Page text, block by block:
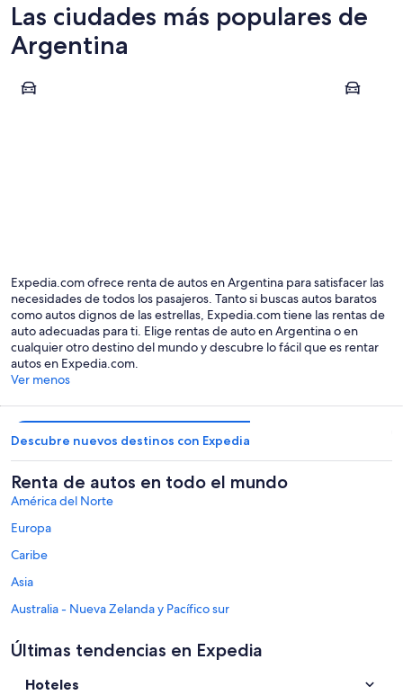
Las ciudades más populares de
Argentina
Buenos Aires San
Expedia.com ofrece renta de autos en Argentina para satisfacer las
necesidades de todos los pasajeros. Tanto si buscas autos baratos
como autos dignos de las estrellas, Expedia.com tiene las rentas de
auto adecuadas para ti. Elige rentas de auto en Argentina o en
cualquier otro destino del mundo y descubre lo fácil que es rentar
autos en Expedia.com.
Ver menos
Descubre nuevos destinos con Expedia
Renta de autos en todo el mundo
América del Norte
Europa
Caribe
Asia
Australia - Nueva Zelanda y Pacífico sur
África
Últimas tendencias en Expedia
Hoteles